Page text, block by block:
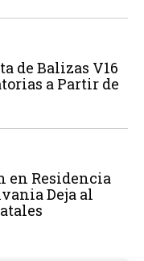
de Balizas V16
a Partir de
en Residencia
Deja al